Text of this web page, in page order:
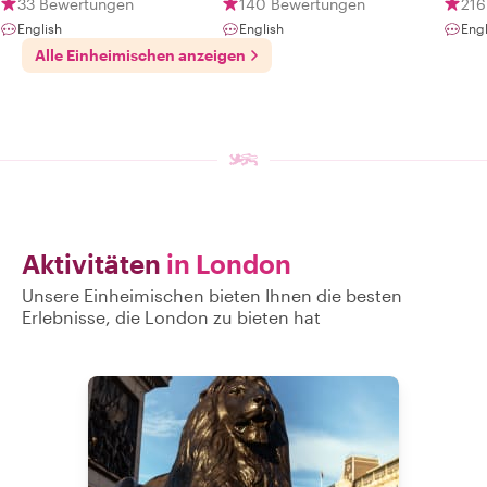
English English
Alle Einheimischen anzeigen
Aktivitäten in London
Unsere Einheimischen bieten Ihnen die besten
Erlebnisse, die London zu bieten hat